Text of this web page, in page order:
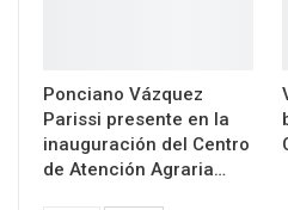
Ponciano Vázquez
Parissi presente en la
inauguración del Centro
de Atención Agraria…